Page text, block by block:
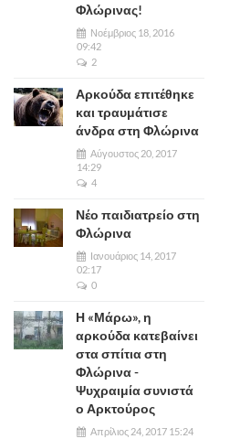
Φλώρινας!
Νοέμβριος 18, 2016
09:42
2
Αρκούδα επιτέθηκε
και τραυμάτισε
άνδρα στη Φλώρινα
Αύγουστος 20, 2017
14:29
4
Νέο παιδιατρείο στη
Φλώρινα
Ιανουάριος 14, 2017
02:17
0
Η «Μάρω», η
αρκούδα κατεβαίνει
στα σπίτια στη
Φλώρινα -
Ψυχραιμία συνιστά
ο Αρκτούρος
Απρίλιος 24, 2017 15:24